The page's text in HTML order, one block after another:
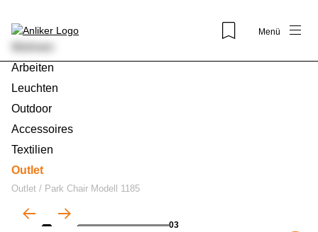
Menü
Arbeiten
Leuchten
Outdoor
Accessoires
Textilien
Outlet
Outlet / Park Chair Modell 1185
03